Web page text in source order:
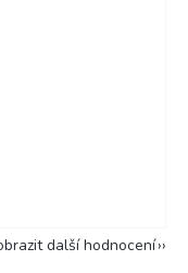
5 hvězdiček.
další hodnocení